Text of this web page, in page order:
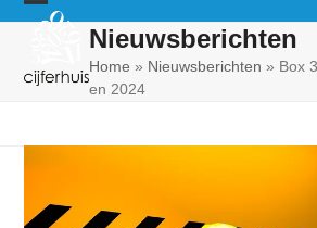
Open
mobile
Close
mobile
Nieuwsberichten
Home » Nieuwsberichten » Box
en 2024